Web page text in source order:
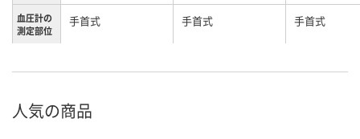
血圧計の
測定部位
手首式 手首式 手首式
人気の商品